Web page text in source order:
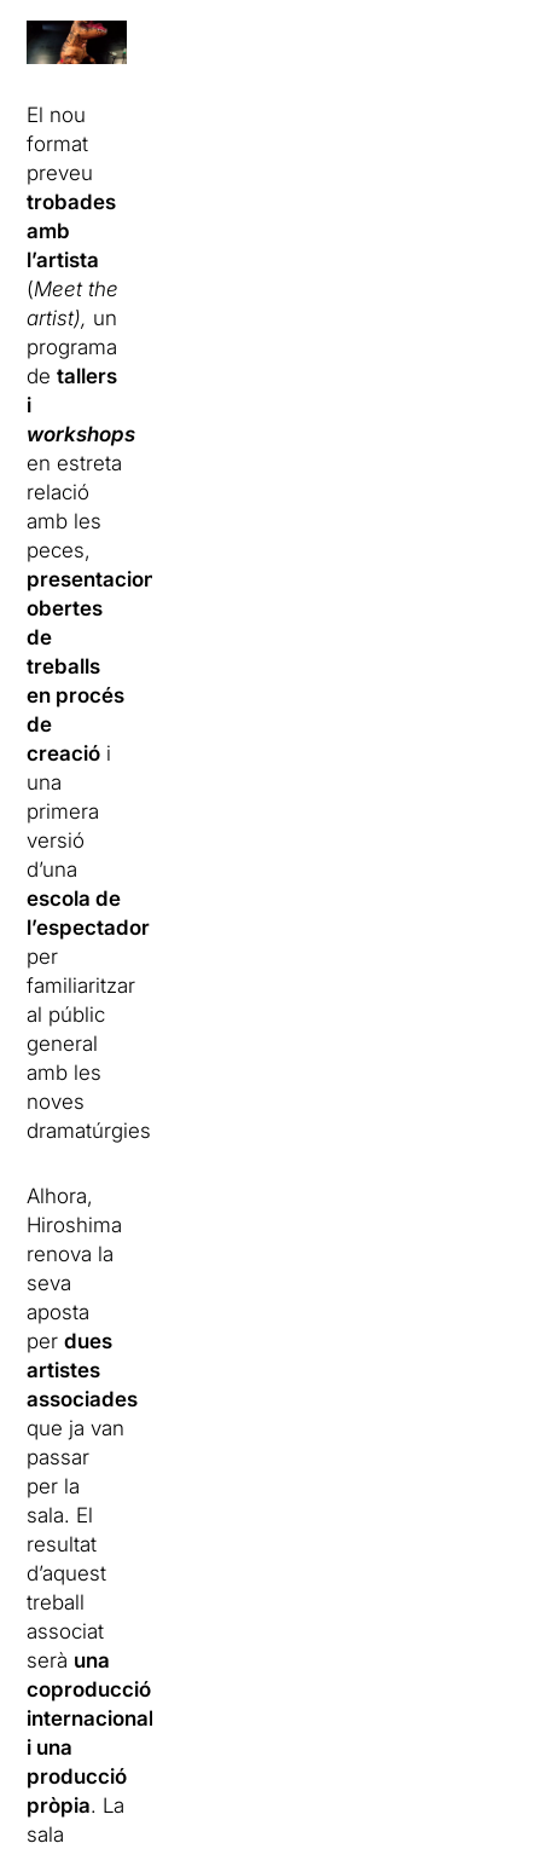
El nou
format
preveu
trobades
amb
l’artista
(Meet the
artist), un
programa
detallers
i
workshops
en estreta
relació
amb les
peces,
presentacions
obertes
de
treballs
en procés
de
creació i
una
primera
versió
d’una
escola de
l’espectador
per
familiaritzar
al públic
general
amb les
noves
dramatúrgies.
Alhora,
Hiroshima
renova la
seva
aposta
perdues
artistes
associades
que ja van
passar
per la
sala. El
resultat
d’aquest
treball
associat
serà una
coproducció
internacional
i una
producció
pròpia. La
sala